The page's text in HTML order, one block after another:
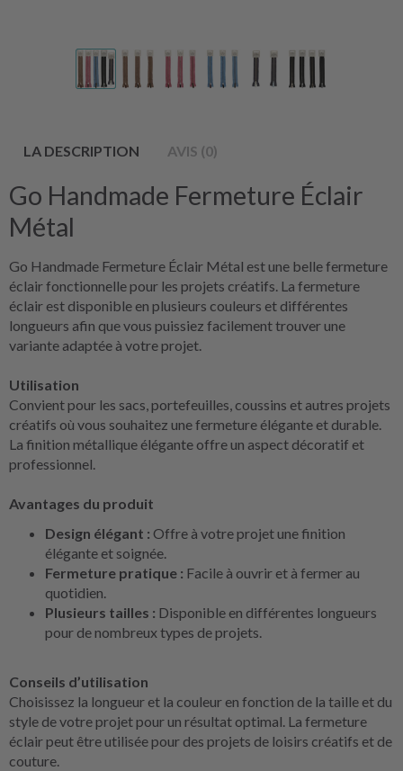
LA DESCRIPTION AVIS (0)
Go Handmade Fermeture Éclair
Métal
Go Handmade Fermeture Éclair Métal est une belle fermeture
éclair fonctionnelle pour les projets créatifs. La fermeture
éclair est disponible en plusieurs couleurs et différentes
longueurs afin que vous puissiez facilement trouver une
variante adaptée à votre projet.
Utilisation
Convient pour les sacs, portefeuilles, coussins et autres projets
créatifs où vous souhaitez une fermeture élégante et durable.
La finition métallique élégante offre un aspect décoratif et
professionnel.
Avantages du produit
Design élégant : Offre à votre projet une finition
élégante et soignée.
Fermeture pratique : Facile à ouvrir et à fermer au
quotidien.
Plusieurs tailles : Disponible en différentes longueurs
pour de nombreux types de projets.
Conseils d’utilisation
Choisissez la longueur et la couleur en fonction de la taille et du
style de votre projet pour un résultat optimal. La fermeture
éclair peut être utilisée pour des projets de loisirs créatifs et de
couture.